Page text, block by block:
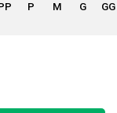
P M G GG